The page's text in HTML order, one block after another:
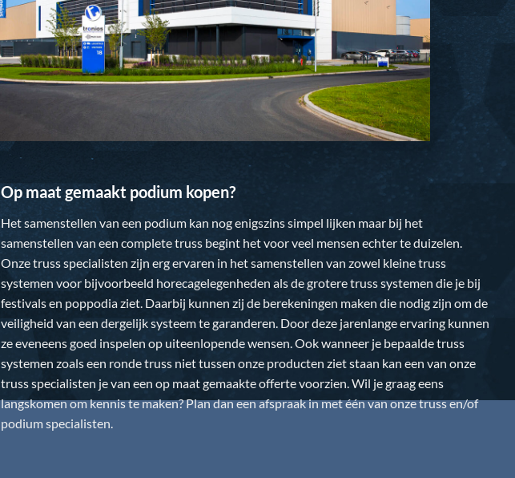
Op maat gemaakt podium kopen?
Het samenstellen van een podium kan nog enigszins simpel lijken maar bij het
samenstellen van een complete truss begint het voor veel mensen echter te duizelen.
Onze truss specialisten zijn erg ervaren in het samenstellen van zowel kleine truss
systemen voor bijvoorbeeld horecagelegenheden als de grotere truss systemen die je bij
festivals en poppodia ziet. Daarbij kunnen zij de berekeningen maken die nodig zijn om de
veiligheid van een dergelijk systeem te garanderen. Door deze jarenlange ervaring kunnen
ze eveneens goed inspelen op uiteenlopende wensen. Ook wanneer je bepaalde truss
systemen zoals een ronde truss niet tussen onze producten ziet staan kan een van onze
truss specialisten je van een op maat gemaakte offerte voorzien. Wil je graag eens
langskomen om kennis te maken? Plan dan een afspraak in met één van onze truss en/of
podium specialisten.